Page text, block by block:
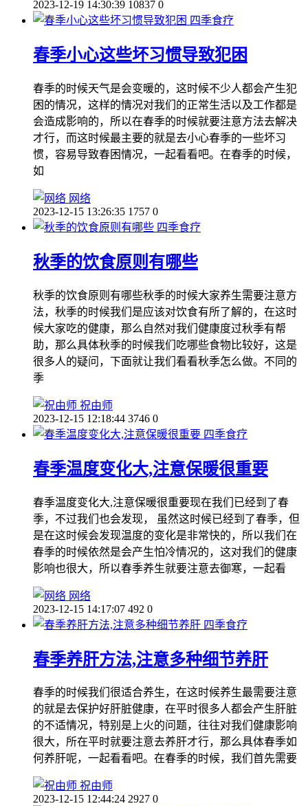
2023-12-19 14:30:39 10837 0
四季食疗
春季小心这些坏习惯导致犯困
春季的时候天气是会变暖的，这时候不少人都会产生犯
困的情况，这样的情况对我们的正常生活以及工作都是
会造成影响的，所以在春季的时候就要注意方法去解决
才行，而这时候最主要的就是去小心春季的一些坏习
惯，容易导致春困情况，一起看看吧。在春季的时候，
如
网络
2023-12-15 13:26:35 1757 0
四季食疗
秋季的饮食原则有哪些
秋季的饮食原则有哪些秋季的时候大家养生需要注意方
法，秋季的时候我们是应该对饮食有所了解的，在这时
候大家吃的健康，那么自然对我们健康度过秋季有帮
助，那么具体秋季的时候我们吃哪些食物比较好，这是
很多人的疑问，下面就让我们看看秋季怎么做。不同的
季
祝由师
2023-12-15 12:18:44 3746 0
四季食疗
春季温度变化大,注意保暖很重要
春季温度变化大,注意保暖很重要现在我们已经到了春
季，不过我们也会发现， 虽然这时候已经到了春季，但
是在这时候会发现温度的变化是非常快的，所以我们在
春季的时候依然是会产生怕冷情况的，这对我们的健康
影响也很大，所以春季养生就要注意去御寒，一起看
网络
2023-12-15 14:17:07 492 0
四季食疗
春季养肝方法,注意多种细节养肝
春季的时候我们很适合养生，在这时候养生最需要注意
的就是去保护好肝脏健康，在平时很多人都会产生肝脏
的不适情况，特别是上火的问题，往往对我们健康影响
很大，所在平时就要注意去养肝才行，那么具体春季如
何养肝呢，一起看看吧。在春季的时候，我们首先需要
祝由师
2023-12-15 12:44:24 2927 0